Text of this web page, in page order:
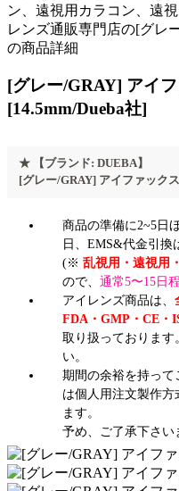
ン、遠視用カラコン、遠
レンズ通販専門店の[グレ
の商品詳細
[グレー/GRAY] アイ
[14.5mm/Dueba社]
★
【ブランド: DUEBA】
[グレー/GRAY] アイファック
商品の準備に2~5日
日、EMS&代金引換
(※ 乱視用・遠視用
ので、 通常5〜15日
アイレンズ商品は、
FDA・GMP・CE・
取り扱っておりま
い。
期間の余裕を持って
は個人用注文製作
ます。
予め、ご了承下さい